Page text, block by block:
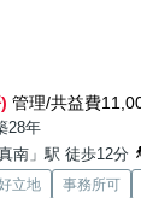
管理/共益費
28年
南」駅 徒歩12分
立地 事務所可